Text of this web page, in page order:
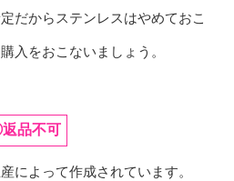
だからステンレスはやめておこ
入をおこないましょう。
品不可
によって作成されています。